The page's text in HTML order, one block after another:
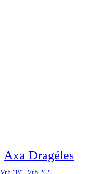
Axa Dragéles
Vrh "B" Vrh "C"